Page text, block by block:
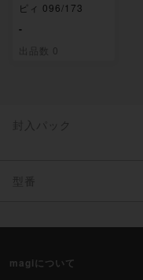
ピィ 096/173
-
出品数 0
封入パック
型番
magiについて